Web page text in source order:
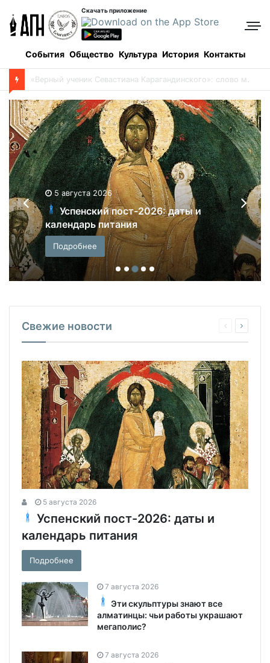
Скачать приложение
События Общество Культура История Контакты
Боровое: когда и как все начиналось, и кто все начинал
5 августа 2026
Успенский пост-2026: даты и
календарь питания
Подробнее
Свежие новости
5 августа 2026
Успенский пост-2026: даты и
календарь питания
Подробнее
7 августа 2026
Эти скульптуры знают все
алматинцы: чьи работы украшают
мегаполис?
7 августа 2026